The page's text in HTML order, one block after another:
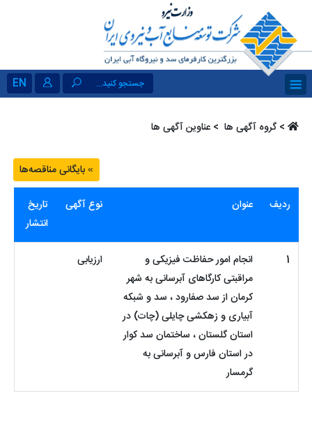
EN جستجو کنید...
>گروه آگهی ها ‏ > عناوین آگهی ها
» بایگانی مناقصه‌ها
ردیف عنوان نوع آگهی
تاریخ
انتشار
1
انجام امور حفاظت فیزیکی و
مراقبتی کارگاهای آبرسانی به شهر
کرمان از سد صفارود ، سد و شبکه
آبیاری و زهکشی چایلی (چات) در
استان گلستان ، ساختمان سد کوار
در استان فارس و آبرسانی به
گرمسار
ارزیابی